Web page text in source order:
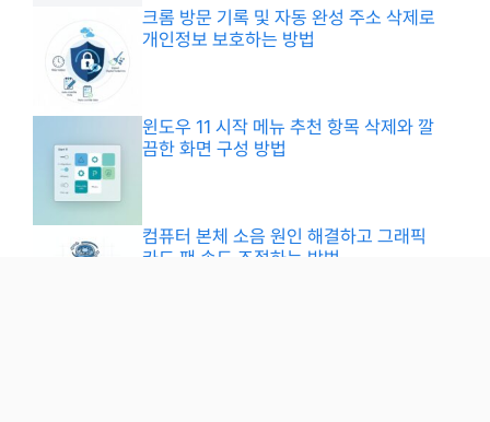
크롬 방문 기록 및 자동 완성 주소 삭제로
개인정보 보호하는 방법
윈도우 11 시작 메뉴 추천 항목 삭제와 깔
끔한 화면 구성 방법
컴퓨터 본체 소음 원인 해결하고 그래픽
카드 팬 속도 조절하는 방법